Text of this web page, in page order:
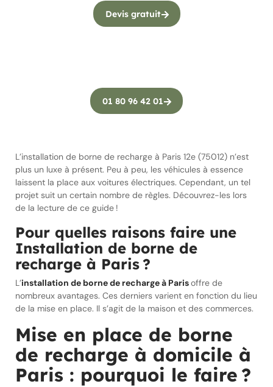
Devis gratuit
01 80 96 42 01
L’installation de borne de recharge à Paris 12e (75012) n’est
plus un luxe à présent. Peu à peu, les véhicules à essence
laissent la place aux voitures électriques. Cependant, un tel
projet suit un certain nombre de règles. Découvrez-les lors
de la lecture de ce guide !
Pour quelles raisons faire une
Installation de borne de
recharge à Paris ?
L’installation de borne de recharge à Parisoffre de
nombreux avantages. Ces derniers varient en fonction du lieu
de la mise en place. Il s’agit de la maison et des commerces.
Mise en place de borne
de recharge à domicile à
Paris : pourquoi le faire ?